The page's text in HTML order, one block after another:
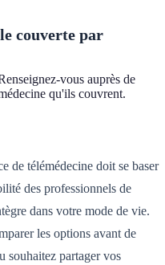
couverte par
vous auprès de
qu'ils couvrent.
de télémédecine doit se baser
des professionnels de
dans votre mode de vie.
les options avant de
souhaitez partager vos